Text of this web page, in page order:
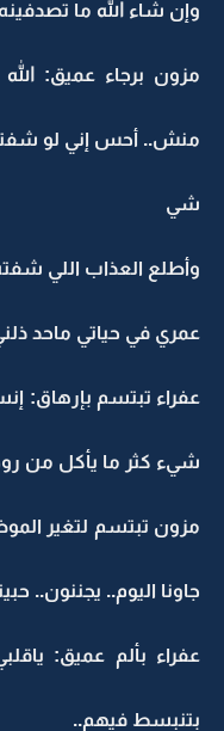
وإن شاء الله ما تصدفينه
مزون برجاء عميق:
منش.. أحس إني لو
شي
وأطلع العذاب اللي
عمري في حياتي ماحد
عفراء تبتسم بإرهاق:
شيء كثر ما يأكل من
مزون تبتسم لتغير
جاونا اليوم.. يجننون..
عفراء بألم عميق:
بتنبسط فيهم..